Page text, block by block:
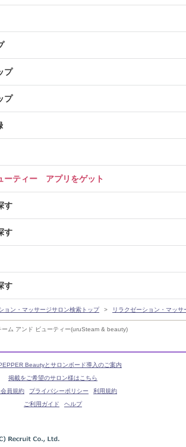
ーム アンド ビューティー(uruSteam & beauty)
プ
プ
ーティー アプリをゲット
す
す
す
ョン・マッサージサロン検索トップ リラクゼーション・マッ
Beautyとサロンボード導入のご案内
掲載をご希望のサロン様はこちら
員規約
プライバシーポリシー
利用規約
ご利用ガイド
ヘルプ